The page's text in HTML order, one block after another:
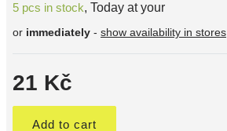
5 pcs in stock, Today at your
or immediately - show availability in stores
21 Kč
Add to cart